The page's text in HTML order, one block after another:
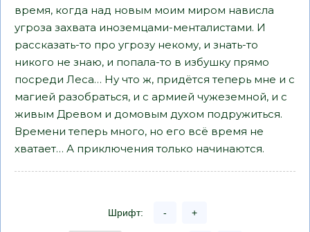
время, когда над новым моим миром нависла
угроза захвата иноземцами-менталистами. И
рассказать-то про угрозу некому, и знать-то
никого не знаю, и попала-то в избушку прямо
посреди Леса… Ну что ж, придётся теперь мне и с
магией разобраться, и с армией чужеземной, и с
живым Древом и домовым духом подружиться.
Времени теперь много, но его всё время не
хватает… А приключения только начинаются.
Шрифт: - +